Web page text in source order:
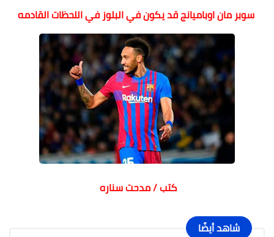
سوبر مان اوباميانج قد يكون في البلوز فياللحظات القادمه
كتب / مدحتسناره
شاهد أيضًا